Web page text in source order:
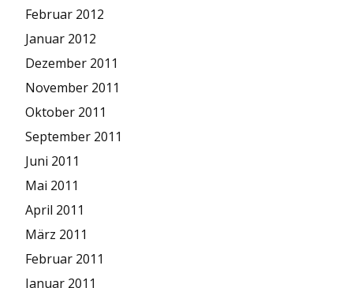
Februar 2012
Januar 2012
Dezember 2011
November 2011
Oktober 2011
September 2011
Juni 2011
Mai 2011
April 2011
März 2011
Februar 2011
Januar 2011